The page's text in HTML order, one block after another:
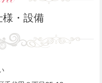
様・設備